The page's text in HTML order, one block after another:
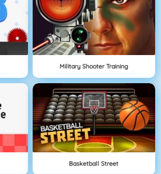
Military Shooter Training
Basketball Street